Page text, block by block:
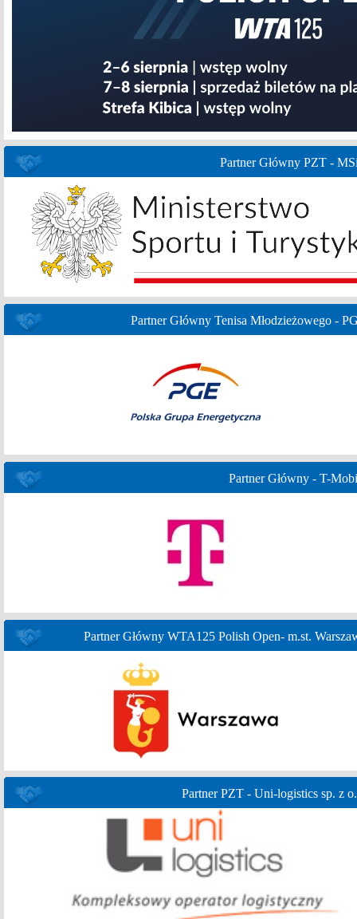
Partner Główny PZT -
Partner Główny Tenisa Młodzieżowego -
Partner Główny - T-
Partner Główny WTA125 Polish Open- m.st.
Partner PZT - Uni-logistics sp. z